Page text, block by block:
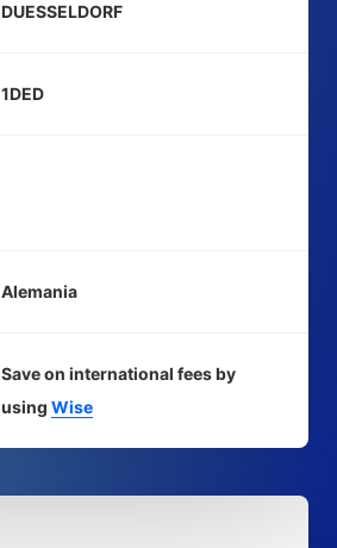
DUESSELDORF
1DED
Alemania
Save on international fees by
using Wise